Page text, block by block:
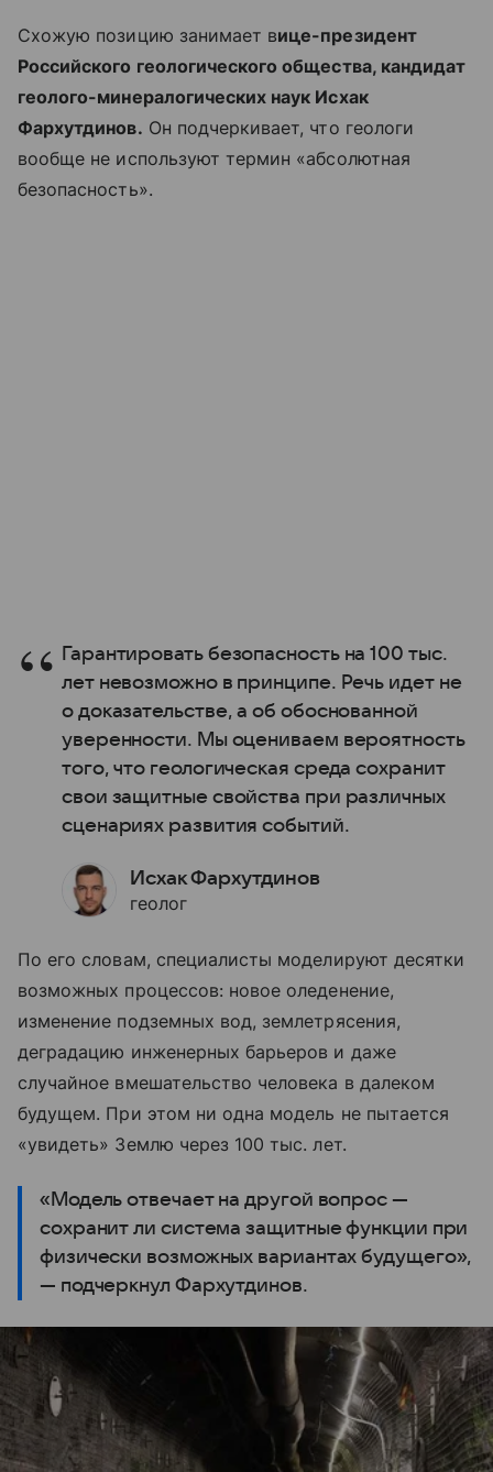
Схожую позицию занимает вице-президент
Российского геологического общества, кандидат
геолого-минералогических наук Исхак
Фархутдинов. Он подчеркивает, что геологи
вообще не используют термин «абсолютная
безопасность».
Гарантировать безопасность на 100 тыс.
лет невозможно в принципе. Речь идет не
о доказательстве, а об обоснованной
уверенности. Мы оцениваем вероятность
того, что геологическая среда сохранит
свои защитные свойства при различных
сценариях развития событий.
Исхак Фархутдинов
геолог
По его словам, специалисты моделируют десятки
возможных процессов: новое оледенение,
изменение подземных вод, землетрясения,
деградацию инженерных барьеров и даже
случайное вмешательство человека в далеком
будущем. При этом ни одна модель не пытается
«увидеть» Землю через 100 тыс. лет.
«Модель отвечает на другой вопрос —
сохранит ли система защитные функции при
физически возможных вариантах будущего»,
— подчеркнул Фархутдинов.